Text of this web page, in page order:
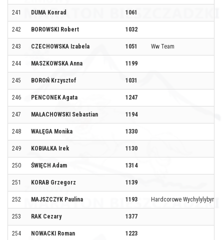
241 DUMA Konrad 1061
242 BOROWSKI Robert 1032
243 CZECHOWSKA Izabela 1051 Ww Team
244 MASZKOWSKA Anna 1199
245 BOROŃ Krzysztof 1031
246 PENCONEK Agata 1247
247 MAŁACHOWSKI Sebastian 1194
248 WAŁĘGA Monika 1330
249 KOBIAŁKA Irek 1130
250 ŚWIĘCH Adam 1314
251 KORAB Grzegorz 1139
252 MAJSZCZYK Paulina 1193 Hardcorowe Wychylylybymy
253 RAK Cezary 1377
254 NOWACKI Roman 1223